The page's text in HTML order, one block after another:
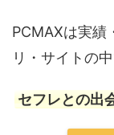
PCMAXは実績
リ・サイトの
セフレとの出